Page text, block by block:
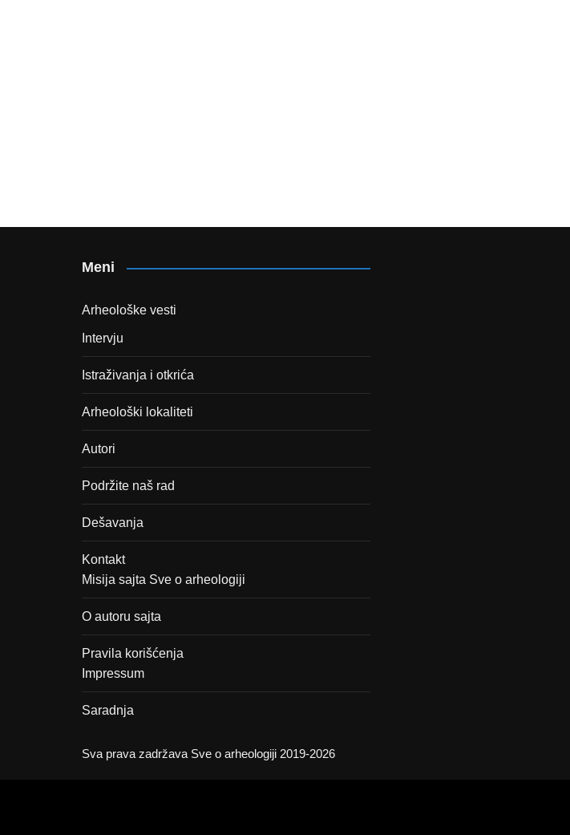
Meni
Arheološke vesti
Intervju
Istraživanja i otkrića
Arheološki lokaliteti
Autori
Podržite naš rad
Dešavanja
Kontakt
Misija sajta Sve o arheologiji
O autoru sajta
Pravila korišćenja
Impressum
Saradnja
Sva prava zadržava Sve o arheologiji 2019-2026